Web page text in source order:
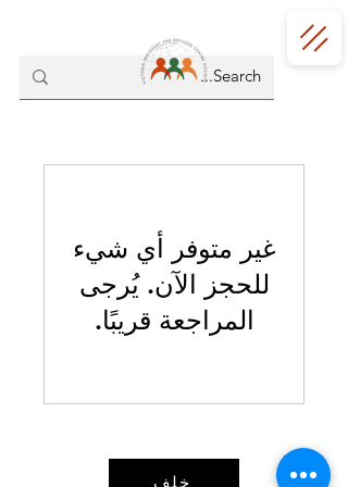
غير متوفر أي شيء
للحجز الآن. يُرجى
المراجعة قريبًا.
خلف